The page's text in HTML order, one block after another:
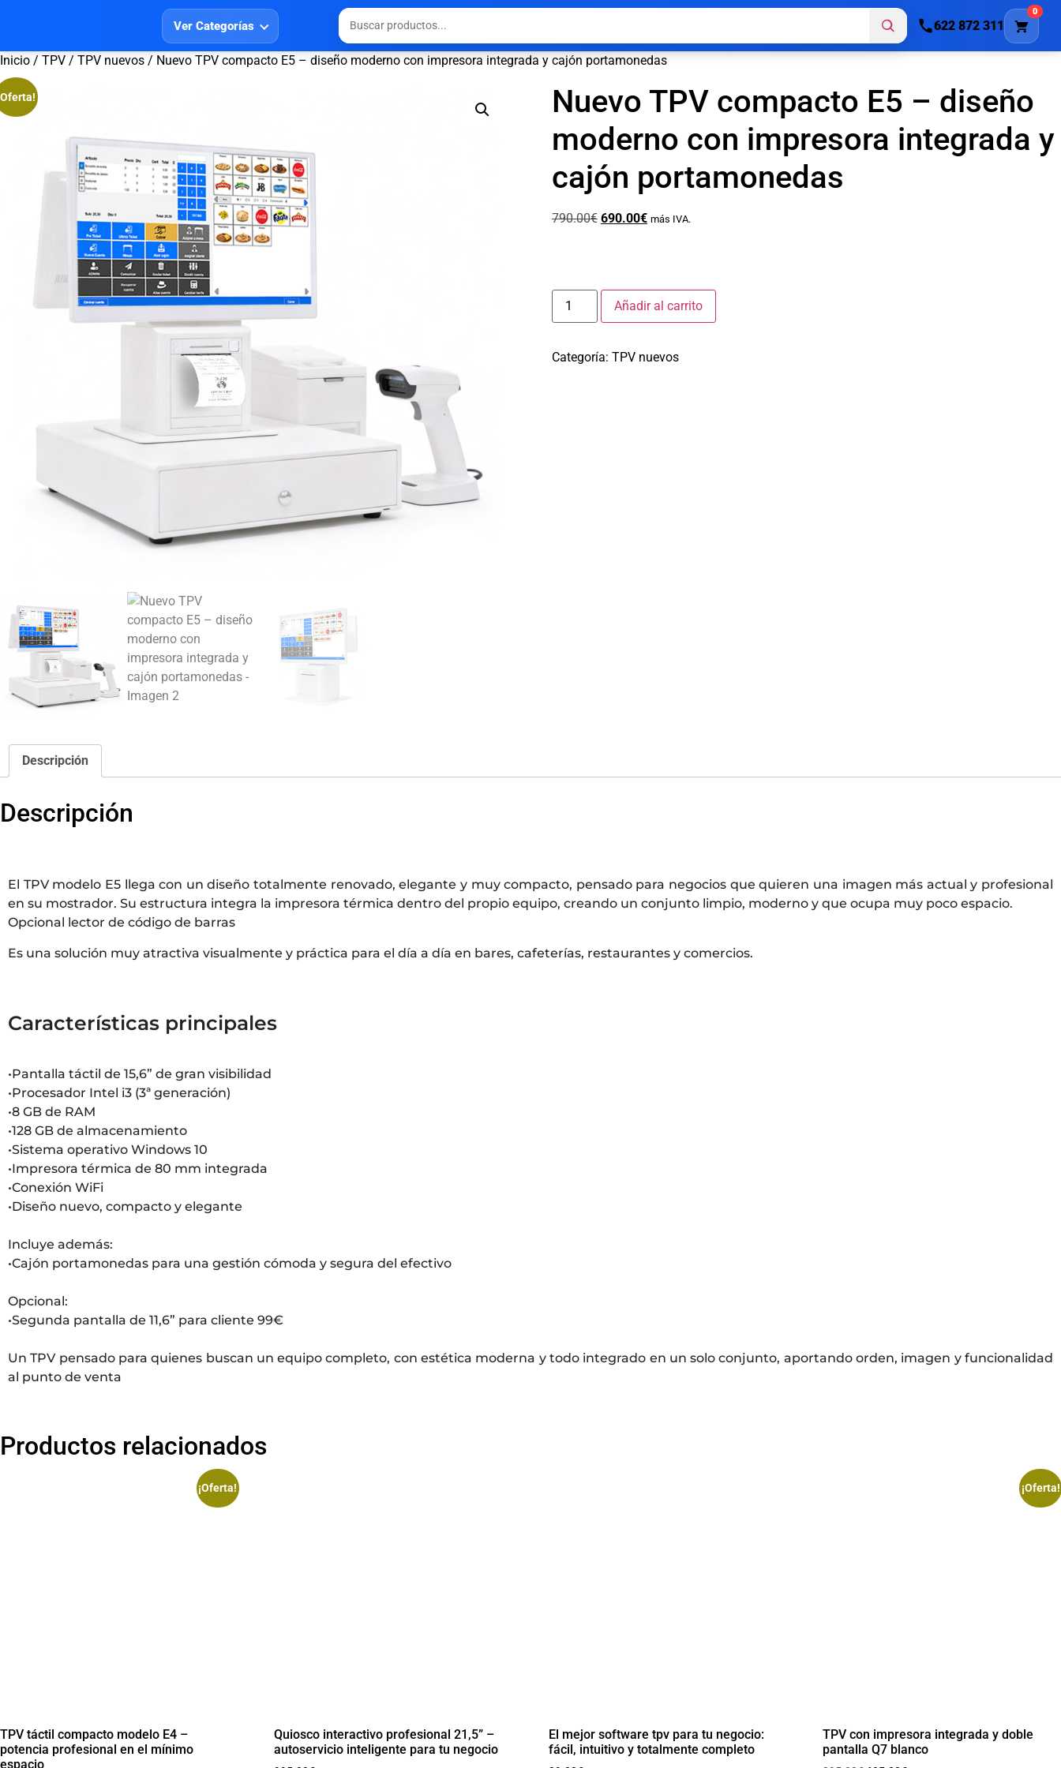
Ver Categorías 622 872 311
0
Inicio / TPV / TPV nuevos / Nuevo TPV compacto E5 – diseño moderno con impresora integrada y cajón portamonedas
Nuevo TPV compacto E5 – diseño
moderno con impresora integrada y
cajón portamonedas
790.00€ 690.00€ más IVA.
Añadir al carrito
Categoría: TPV nuevos
Descripción
Descripción
El TPV modelo E5 llega con un diseño totalmente renovado, elegante y muy compacto, pensado para negocios que quieren una imagen más actual y profesional
en su mostrador. Su estructura integra la impresora térmica dentro del propio equipo, creando un conjunto limpio, moderno y que ocupa muy poco espacio.
Opcional lector de código de barras
Es una solución muy atractiva visualmente y práctica para el día a día en bares, cafeterías, restaurantes y comercios.
Características principales
•Pantalla táctil de 15,6” de gran visibilidad
•Procesador Intel i3 (3ª generación)
•8 GB de RAM
•128 GB de almacenamiento
•Sistema operativo Windows 10
•Impresora térmica de 80 mm integrada
•Conexión WiFi
•Diseño nuevo, compacto y elegante
Incluye además:
•Cajón portamonedas para una gestión cómoda y segura del efectivo
Opcional:
•Segunda pantalla de 11,6” para cliente 99€
Un TPV pensado para quienes buscan un equipo completo, con estética moderna y todo integrado en un solo conjunto, aportando orden, imagen y funcionalidad
al punto de venta
Productos relacionados
¡Oferta!
TPV táctil compacto modelo E4 –
potencia profesional en el mínimo
espacio
Quiosco interactivo profesional 21,5” –
autoservicio inteligente para tu negocio
El mejor software tpv para tu negocio:
fácil, intuitivo y totalmente completo
¡Oferta!
TPV con impresora integrada y doble
pantalla Q7 blanco